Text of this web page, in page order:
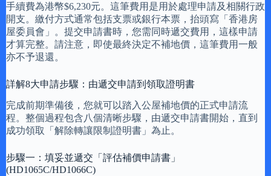
手續費為港幣$6,230元。這筆費用是用於處理申請及相關行政
開支。繳付方式通常包括支票或銀行本票，抬頭寫「香港房
屋委員會」。提交申請書時，您需同時遞交費用，這樣申請
才算完整。請注意，即使最終決定不補地價，這筆費用一般
亦不予退還。
詳解8大申請步驟：由遞交申請到領取證明書
完成前期準備後，您就可以踏入公屋補地價的正式申請流
程。整個過程包含八個清晰步驟，由遞交申請書開始，直到
成功領取「解除轉讓限制證明書」為止。
步驟一：填妥並遞交「評估補價申請書」
(HD1065C/HD1066C)